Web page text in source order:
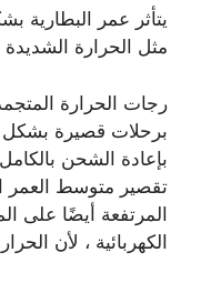
يتأثر عمر البطارية
مثل الحرارة الشديدة
رجات الحرارة
برحلات قصيرة بشكل
بإعادة الشحن
تقصير متوسط ​​العمر
المرتفعة أيضًا على
الكهربائية ، لأن